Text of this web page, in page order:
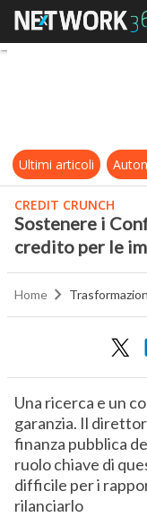
Ultimi articoli
CREDIT CRUNCH
Sostenere i
credito per le
Home
Una ricerca e un
garanzia. Il
finanza pubblica
ruolo chiave di
difficile per i
rilanciarlo